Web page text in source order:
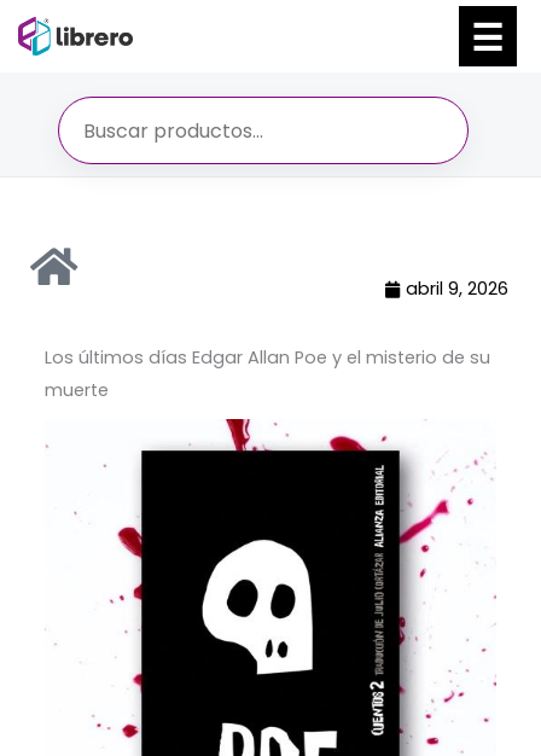
abril 9, 2026
Los últimos días Edgar Allan Poe y el misterio de su
muerte